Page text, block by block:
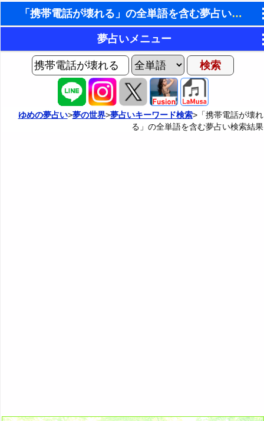
「携帯電話が壊れる」の全単語を含む夢占い検索結果
東洋・西洋占星術
ホラリー占星術
手相占いで未来診断
タロットカードで無料占い
命名の姓名判断
夢占いメニュー
AIゆめの夢占いチャット
ヨセフの夢占い
夢占い掲示板
ゆめの夢占い>夢の世界>夢占いキーワード検索>「携帯電話が壊れ
る」の全単語を含む夢占い検索結果